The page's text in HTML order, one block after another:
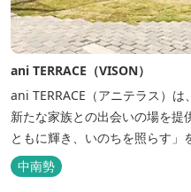
ani TERRACE（VISON）
ani TERRACE（アニテラス）は
新たな家族との出会いの場を
ともに輝き、いのちを照らす」
行うアニコムグループが運営し
と一緒にVISONへ訪れたペット
中南勢